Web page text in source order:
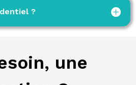
?
une